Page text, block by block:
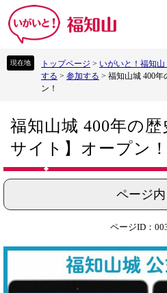
ー
ニ
へ
トップページ > いがいと！福知
する > 参加する > 福知山城 400
ン！
文福知山城 400年の
サイト】オープン！
ページ
ページID：